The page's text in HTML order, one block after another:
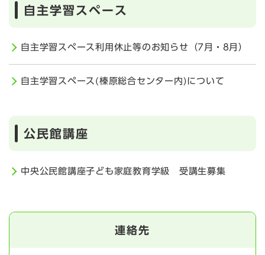
自主学習スペース
自主学習スペース利用休止等のお知らせ（7月・8月）
自主学習スペース(榛原総合センター内)について
公民館講座
中央公民館講座子ども家庭教育学級 受講生募集
連絡先